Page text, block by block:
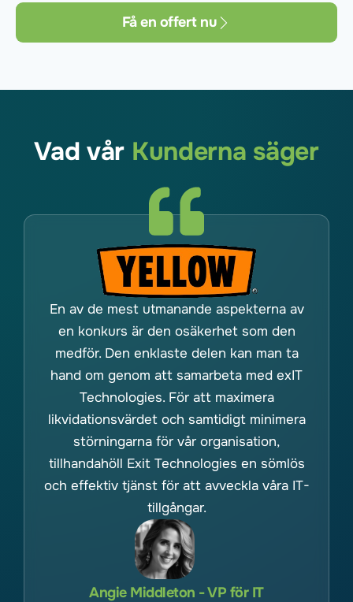
Få en offert nu
Vad vår Kunderna säger
En av de mest utmanande aspekterna av
en konkurs är den osäkerhet som den
medför. Den enklaste delen kan man ta
hand om genom att samarbeta med exIT
Technologies. För att maximera
likvidationsvärdet och samtidigt minimera
störningarna för vår organisation,
tillhandahöll Exit Technologies en sömlös
och effektiv tjänst för att avveckla våra IT-
tillgångar.
Angie Middleton - VP för IT